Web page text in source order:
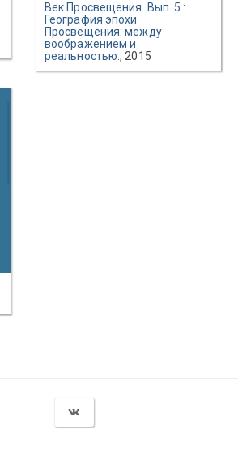
Век Просвещения. Вып. 5 :
География эпохи
Просвещения: между
воображением и
реальностью., 2015